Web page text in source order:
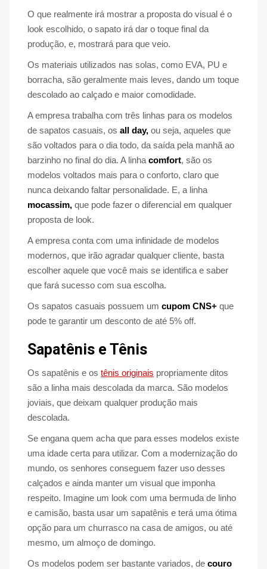
O que realmente irá mostrar a proposta do visual é o
look escolhido, o sapato irá dar o toque final da
produção, e, mostrará para que veio.
Os materiais utilizados nas solas, como EVA, PU e
borracha, são geralmente mais leves, dando um toque
descolado ao calçado e maior comodidade.
A empresa trabalha com três linhas para os modelos
de sapatos casuais, os all day, ou seja, aqueles que
são voltados para o dia todo, da saída pela manhã ao
barzinho no final do dia. A linha comfort, são os
modelos voltados mais para o conforto, claro que
nunca deixando faltar personalidade. E, a linha
mocassim, que pode fazer o diferencial em qualquer
proposta de look.
A empresa conta com uma infinidade de modelos
modernos, que irão agradar qualquer cliente, basta
escolher aquele que você mais se identifica e saber
que fará sucesso com sua escolha.
Os sapatos casuais possuem um cupom CNS+ que
pode te garantir um desconto de até 5% off.
Sapatênis e Tênis
Os sapatênis e os tênis originais propriamente ditos
são a linha mais descolada da marca. São modelos
joviais, que deixam qualquer produção mais
descolada.
Se engana quem acha que para esses modelos existe
uma idade certa para utilizar. Com a modernização do
mundo, os senhores conseguem fazer uso desses
calçados e ainda manter um visual que imponha
respeito. Imagine um look com uma bermuda de linho
e camisão, basta usar um sapatênis e terá uma ótima
opção para um churrasco na casa de amigos, ou até
mesmo, um almoço de domingo.
Os modelos podem ser bastante variados, de couro